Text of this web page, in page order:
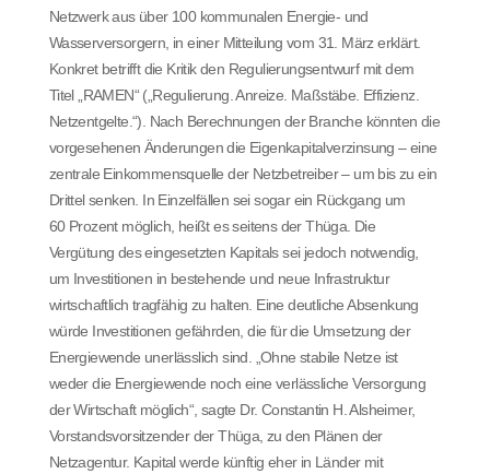
Netzwerk aus über 100 kommunalen Energie- und
Wasserversorgern, in einer Mitteilung vom 31. März erklärt.
Konkret betrifft die Kritik den Regulierungsentwurf mit dem
Titel „RAMEN“ („Regulierung. Anreize. Maßstäbe. Effizienz.
Netzentgelte.“). Nach Berechnungen der Branche könnten die
vorgesehenen Änderungen die Eigenkapitalverzinsung – eine
zentrale Einkommensquelle der Netzbetreiber – um bis zu ein
Drittel senken. In Einzelfällen sei sogar ein Rückgang um
60 Prozent möglich, heißt es seitens der Thüga. Die
Vergütung des eingesetzten Kapitals sei jedoch notwendig,
um Investitionen in bestehende und neue Infrastruktur
wirtschaftlich tragfähig zu halten. Eine deutliche Absenkung
würde Investitionen gefährden, die für die Umsetzung der
Energiewende unerlässlich sind. „Ohne stabile Netze ist
weder die Energiewende noch eine verlässliche Versorgung
der Wirtschaft möglich“, sagte Dr. Constantin H. Alsheimer,
Vorstandsvorsitzender der Thüga, zu den Plänen der
Netzagentur. Kapital werde künftig eher in Länder mit